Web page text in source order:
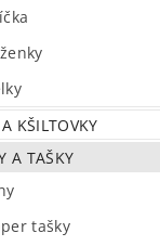
KŠILTOVKY
A TAŠKY
tašky